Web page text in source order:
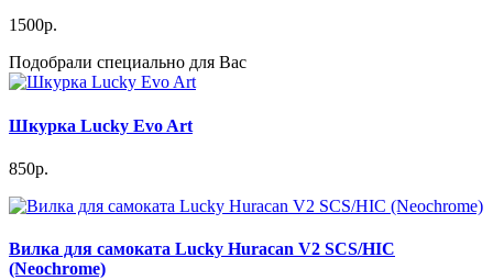
1500р.
Подобрали специально для Вас
Шкурка Lucky Evo Art
850р.
Вилка для самоката Lucky Huracan V2 SCS/HIC
(Neochrome)